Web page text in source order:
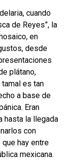
cuando
de Reyes”, la
en
desde
plátano,
es tan
a base de
Eran
hasta la llegada
con
hay entre
mexicana.